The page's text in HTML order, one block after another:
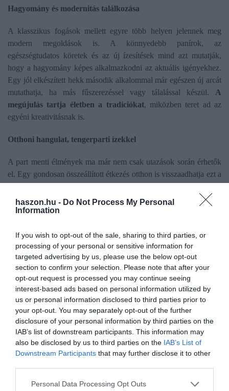
haszon.hu - Do Not Process My Personal
Information
If you wish to opt-out of the sale, sharing to third parties, or
processing of your personal or sensitive information for
targeted advertising by us, please use the below opt-out
section to confirm your selection. Please note that after your
opt-out request is processed you may continue seeing
interest-based ads based on personal information utilized by
us or personal information disclosed to third parties prior to
your opt-out. You may separately opt-out of the further
disclosure of your personal information by third parties on the
IAB’s list of downstream participants. This information may
also be disclosed by us to third parties on the IAB’s List of
Downstream Participants that may further disclose it to other
Please note that this website/app uses one or more Google
Personal Data Processing Opt Outs
Hagyomány és modernitás találkozása
A klasszikus fogások mellett egyre több helyen jelennek meg
modern megoldások is. A könnyedebb panírok, az
egészségtudatos köretek és az új ízesítések mind azt mutatják,
hogy a hagyomány képes alkalmazkodni az aktuális igényekhez.
Egy jól elkészített hekk második alkalommal már egészen új arcát
mutathatja, ha más fűszerezéssel vagy tálalással készül. A
megújulás tartja életben a tradíciókat, miközben teret ad az
egyéni kreativitásnak is.
Otthoni hangulat, tengerparti ízekkel
A part menti élmények ma már nem csak utazások során érhetők
el. Egy gondosan összeállított étkezés otthon is visszaadhatja ezt a
könnyedén megidézhetjük a nyári esték hangulatát.
Az ízek
felidézik az élményeket
inspirációt, lehetőséget adva arra, hogy a part menti büfék világa
beköltözzön a mindennapokba.
Az ízek, amelyek visszahívnak
A legjobb part menti ételek nemcsak jóllakatnak, hanem
emlékeket is teremtenek. Egy-egy falat képes visszarepíteni a
nyaralás pillanataiba, a napsütéses délutánokba és a gondtalan
estékbe.Az ízek időtálló élményeket hordoznak, amelyek
hosszú időn át velünk maradnak. A BAHAMAS minőségi
választéka segít abban, hogy ezek az élmények ne halványuljanak
el, hanem újra és újra átélhetők legyenek.